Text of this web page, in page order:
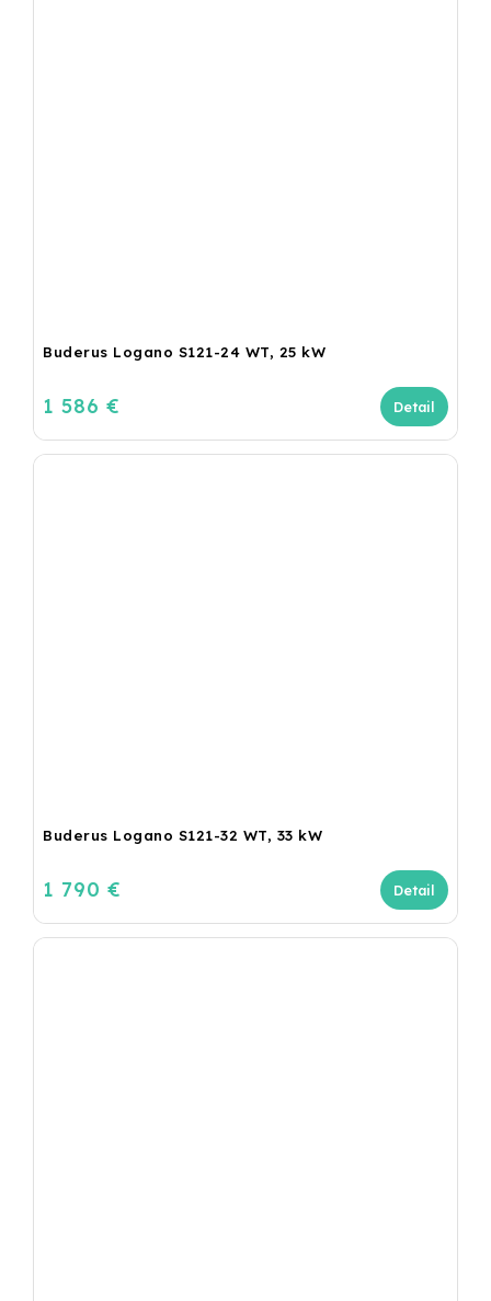
Buderus Logano S121-24 WT, 25 kW
1 586 € Detail
Buderus Logano S121-32 WT, 33 kW
1 790 € Detail